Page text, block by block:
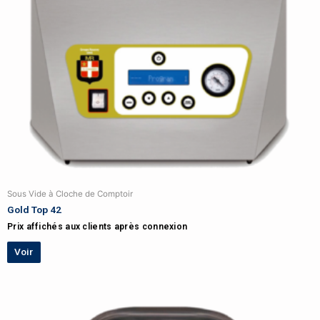
Sous Vide à Cloche de Comptoir
Gold Top 42
Prix affichés aux clients après connexion
Voir